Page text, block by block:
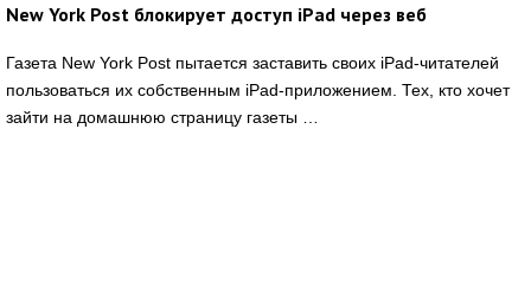
New York Post блокирует доступ iPad через веб
Газета New York Post пытается заставить своих iPad-читателей
пользоваться их собственным iPad-приложением. Тех, кто хочет
зайти на домашнюю страницу газеты …